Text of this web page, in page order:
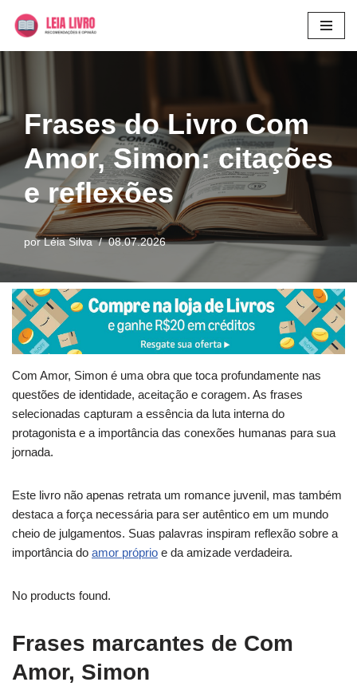
Frases do Livro Com
Amor, Simon: citações
e reflexões
porLéia Silva 08.07.2026
Com Amor, Simon é uma obra que toca profundamente nas
questões de identidade, aceitação e coragem. As frases
selecionadas capturam a essência da luta interna do
protagonista e a importância das conexões humanas para sua
jornada.
Este livro não apenas retrata um romance juvenil, mas também
destaca a força necessária para ser autêntico em um mundo
cheio de julgamentos. Suas palavras inspiram reflexão sobre a
importância do amor próprio e da amizade verdadeira.
No products found.
Frases marcantes de Com
Amor, Simon